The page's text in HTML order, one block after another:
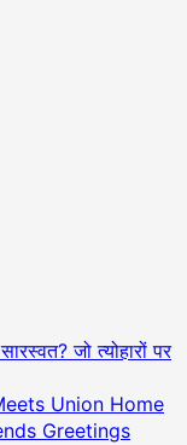
जो त्योहारों पर
Union Home
Greetings